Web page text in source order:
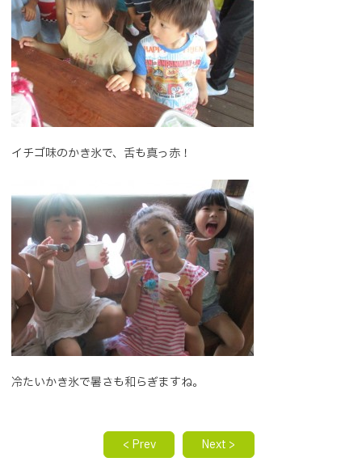
イチゴ味のかき氷で、舌も真っ赤！
冷たいかき氷で暑さも和らぎますね。
< Prev Next >